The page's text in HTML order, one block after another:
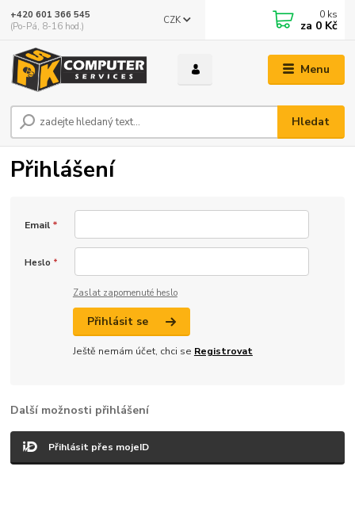
Menu
CZK
Hledat
+420 601 366 545
(Po-Pá, 8-16 hod.)
0 ks
za 0 Kč
Přihlášení
Email *
Heslo *
Zaslat zapomenuté heslo
Přihlásit se
Ještě nemám účet, chci se Registrovat
Další možnosti přihlášení
Přihlásit přes mojeID